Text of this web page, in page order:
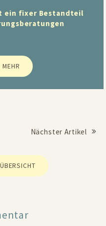
ein fixer Bestandteil
MEHR
Nächster Artikel